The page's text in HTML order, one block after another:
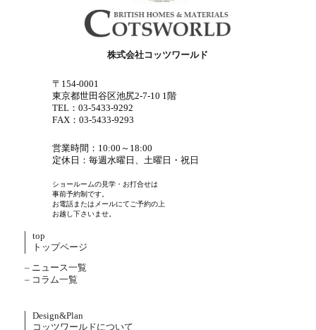
株式会社コッツワールド
〒154-0001
東京都世田谷区池尻2-7-10 1階
TEL：03-5433-9292
FAX：03-5433-9293
営業時間：10:00～18:00
定休日：毎週水曜日、土曜日・祝日
ショールームの見学・お打合せは
事前予約制です。
お電話またはメールにてご予約の上
お越し下さいませ。
top
トップページ
– ニュース一覧
– コラム一覧
Design&Plan
コッツワールドについて